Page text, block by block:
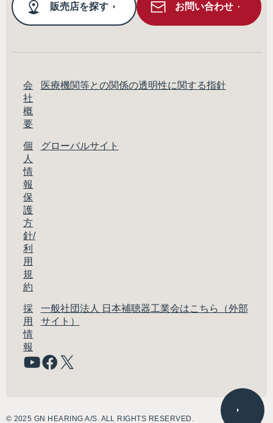
販売店を探す お問い合わせ
会
社
概
要
医療機関等との関係の透明性に関する指針
個
人
情
報
保
護
方
針/
利
用
規
約
グローバルサイト
採
用
情
報
一般社団法人 日本補聴器工業会はこちら（外部
サイト）
© 2025 GN HEARING A/S. ALL RIGHTS RESERVED.